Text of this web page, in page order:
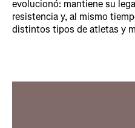
evolucionó: mantiene su
resistencia y, al mismo
distintos tipos de atletas y